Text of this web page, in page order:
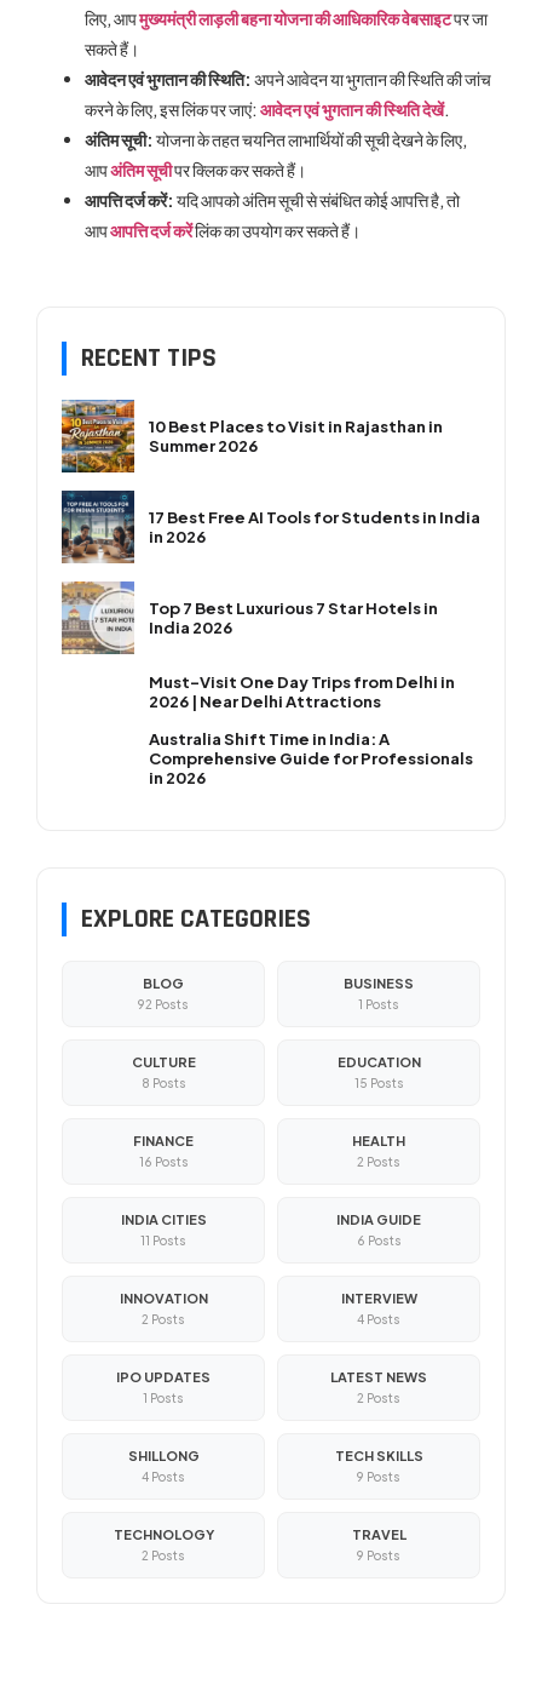
लिए, आपमुख्यमंत्री लाड़ली बहना योजना की आधिकारिक वेबसाइटपर जा
सकते हैं।
आवेदन एवं भुगतान की स्थिति: अपने आवेदन या भुगतान की स्थिति की जांच
करने के लिए, इस लिंक पर जाएं: आवेदन एवं भुगतान की स्थिति देखें.
अंतिम सूची: योजना के तहत चयनित लाभार्थियों की सूची देखने के लिए,
आपअंतिम सूचीपर क्लिक कर सकते हैं।
आपत्ति दर्ज करें: यदि आपको अंतिम सूची से संबंधित कोई आपत्ति है, तो
आपआपत्ति दर्ज करेंलिंक का उपयोग कर सकते हैं।
RECENT TIPS
10 Best Places to Visit in Rajasthan in
Summer 2026
17 Best Free AI Tools for Students in India
in 2026
Top 7 Best Luxurious 7 Star Hotels in
India 2026
Must-Visit One Day Trips from Delhi in
2026 | Near Delhi Attractions
Australia Shift Time in India: A
Comprehensive Guide for Professionals
in 2026
EXPLORE CATEGORIES
BLOG
92 Posts
BUSINESS
1 Posts
CULTURE
8 Posts
EDUCATION
15 Posts
FINANCE
16 Posts
HEALTH
2 Posts
INDIA CITIES
11 Posts
INDIA GUIDE
6 Posts
INNOVATION
2 Posts
INTERVIEW
4 Posts
IPO UPDATES
1 Posts
LATEST NEWS
2 Posts
SHILLONG
4 Posts
TECH SKILLS
9 Posts
TECHNOLOGY
2 Posts
TRAVEL
9 Posts